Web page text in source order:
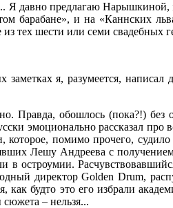
Я давно предлагаю
барабане», и на «Каннских
тех шести или семи свадебных
я, разумеется, написал
Правда, обошлось (пока?!)
эмоционально рассказал
которое, помимо прочего,
Лешу Андреева с
в остроумии.
директор Golden Drum,
как будто это его избрали
– нельзя...